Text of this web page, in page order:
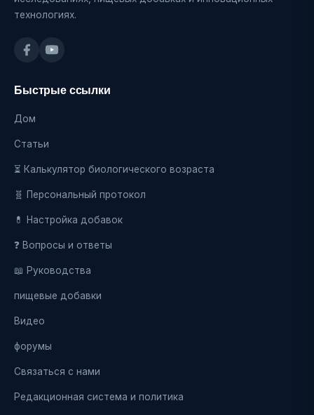
технологиях.
Быстрые ссылки
Дом
Статьи
⏳ Калькулятор биологического возраста
🧬 Персональный протокол
💊 Настройка добавок
❓ Вопросы и ответы
📖 Руководства
пищевые добавки
Видео
форумы
Связаться с нами
Редакционная система и политика